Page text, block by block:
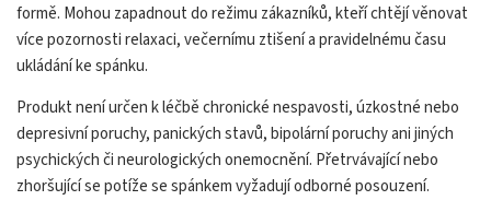
formě. Mohou zapadnout do režimu zákazníků, kteří chtějí věnovat
více pozornosti relaxaci, večernímu ztišení a pravidelnému času
ukládání ke spánku.
Produkt není určen k léčbě chronické nespavosti, úzkostné nebo
depresivní poruchy, panických stavů, bipolární poruchy ani jiných
psychických či neurologických onemocnění. Přetrvávající nebo
zhoršující se potíže se spánkem vyžadují odborné posouzení.